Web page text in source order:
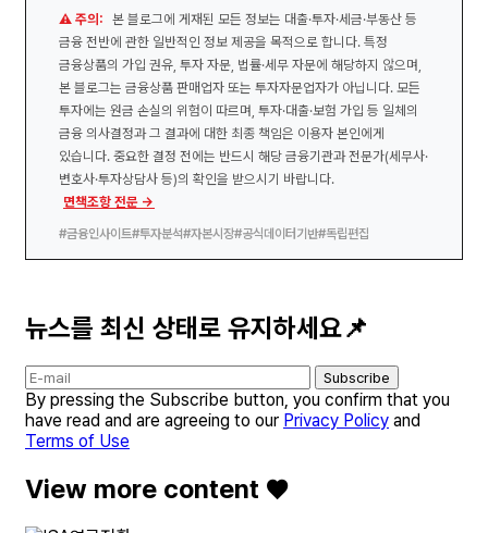
⚠️ 주의: 본 블로그에 게재된 모든 정보는 대출·투자·세금·부동산 등
금융 전반에 관한 일반적인 정보 제공을 목적으로 합니다. 특정
금융상품의 가입 권유, 투자 자문, 법률·세무 자문에 해당하지 않으며,
본 블로그는 금융상품 판매업자 또는 투자자문업자가 아닙니다. 모든
투자에는 원금 손실의 위험이 따르며, 투자·대출·보험 가입 등 일체의
금융 의사결정과 그 결과에 대한 최종 책임은 이용자 본인에게
있습니다. 중요한 결정 전에는 반드시 해당 금융기관과 전문가(세무사·
변호사·투자상담사 등)의 확인을 받으시기 바랍니다.
면책조항 전문 →
#금융인사이트#투자분석#자본시장#공식데이터기반#독립편집
뉴스를 최신 상태로 유지하세요📌
Subscribe
By pressing the Subscribe button, you confirm that you
have read and are agreeing to our Privacy Policy and
Terms of Use
View more content ♥️